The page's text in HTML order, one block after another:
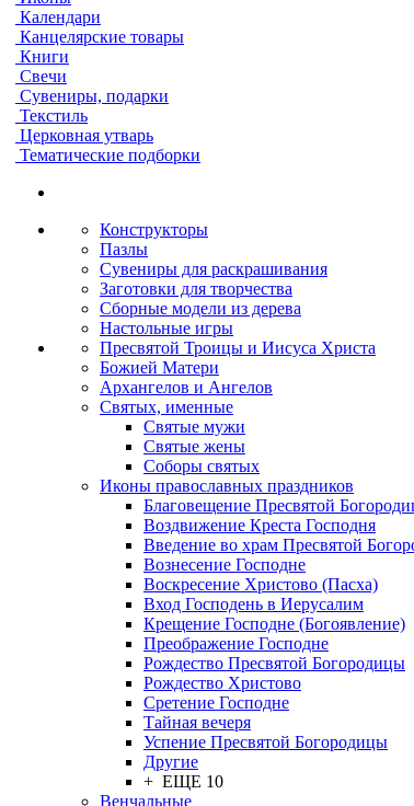
Календари
Канцелярские товары
Книги
Свечи
Сувениры, подарки
Текстиль
Церковная утварь
Тематические подборки
Конструкторы
Пазлы
Сувениры для раскрашивания
Заготовки для творчества
Сборные модели из дерева
Настольные игры
Пресвятой Троицы и Иисуса Христа
Божией Матери
Архангелов и Ангелов
Святых, именные
Святые мужи
Святые жены
Соборы святых
Иконы православных праздников
Благовещение Пресвятой
Воздвижение Креста Господня
Введение во храм Пресвятой
Вознесение Господне
Воскресение Христово (Пасха)
Вход Господень в Иерусалим
Крещение Господне (Богоявление)
Преображение Господне
Рождество Пресвятой Богородицы
Рождество Христово
Сретение Господне
Тайная вечеря
Успение Пресвятой Богородицы
Другие
+ ЕЩЕ 10
Венчальные